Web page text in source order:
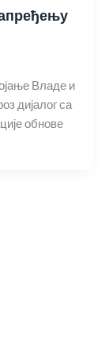
Владе и
дијалог са
обнове